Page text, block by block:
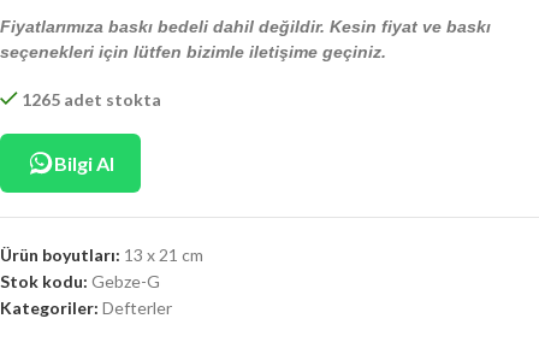
Fiyatlarımıza baskı bedeli dahil değildir. Kesin fiyat ve baskı
seçenekleri için lütfen bizimle iletişime geçiniz.
1265 adet stokta
Bilgi Al
Ürün boyutları: 13 x 21 cm
Stok kodu: Gebze-G
Kategoriler: Defterler